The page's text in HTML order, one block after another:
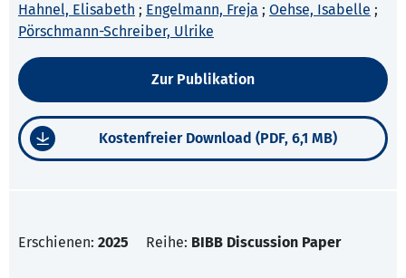
Hahnel, Elisabeth ; Engelmann, Freja ; Oehse, Isabelle ;
Pörschmann-Schreiber, Ulrike
Zur Publikation
Kostenfreier Download (PDF, 6,1 MB)
Erschienen: 2025 Reihe: BIBB Discussion Paper